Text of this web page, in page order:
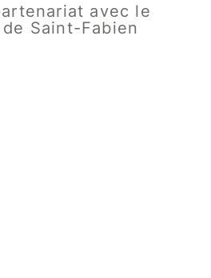
avec le
Saint-Fabien